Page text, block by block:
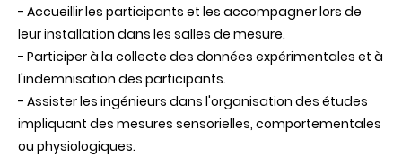
- Accueillir les participants et les accompagner lors de
leur installation dans les salles de mesure.
- Participer à la collecte des données expérimentales et à
l'indemnisation des participants.
- Assister les ingénieurs dans l'organisation des études
impliquant des mesures sensorielles, comportementales
ou physiologiques.